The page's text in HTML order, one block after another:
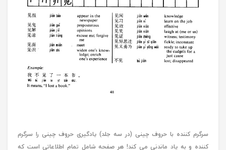
سرگرم کننده با حروف چینی (در سه جلد) یادگیری حروف چینی را سرگرم
کننده و به یاد ماندنی می کند! هر صفحه شامل تمام اطلاعاتی است که